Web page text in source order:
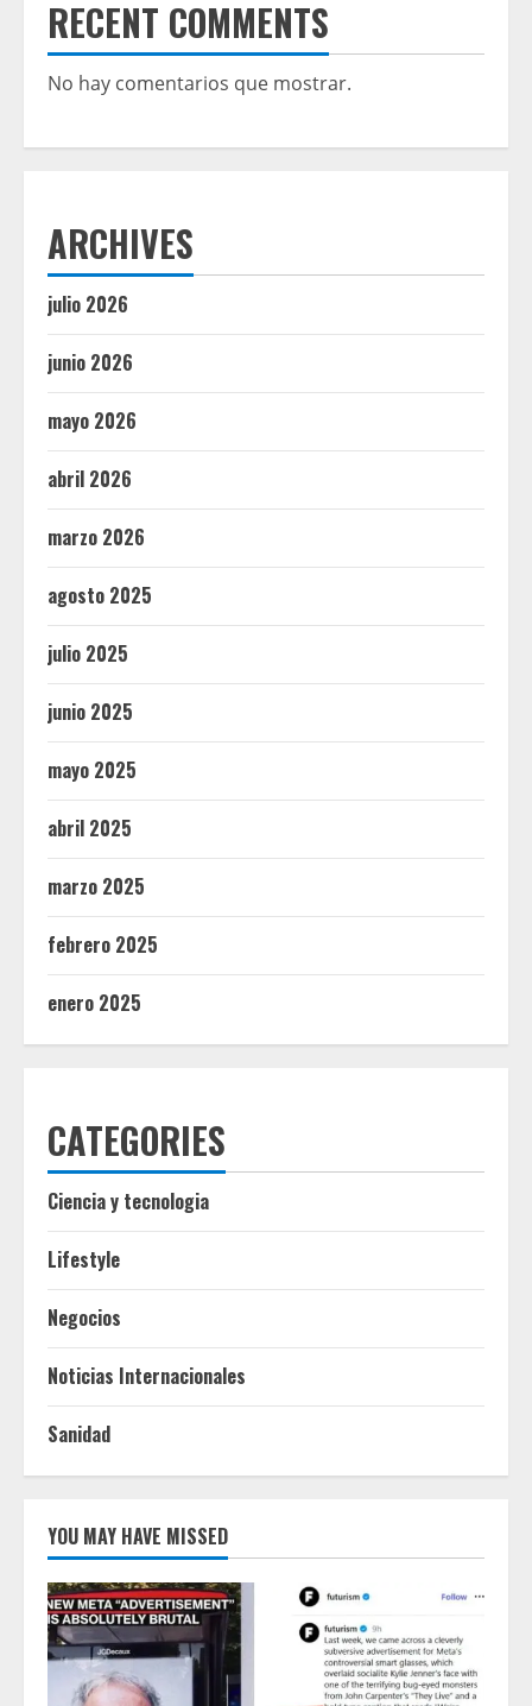
RECENT COMMENTS
No hay comentarios que mostrar.
ARCHIVES
julio 2026
junio 2026
mayo 2026
abril 2026
marzo 2026
agosto 2025
julio 2025
junio 2025
mayo 2025
abril 2025
marzo 2025
febrero 2025
enero 2025
CATEGORIES
Ciencia y tecnologia
Lifestyle
Negocios
Noticias Internacionales
Sanidad
YOU MAY HAVE MISSED